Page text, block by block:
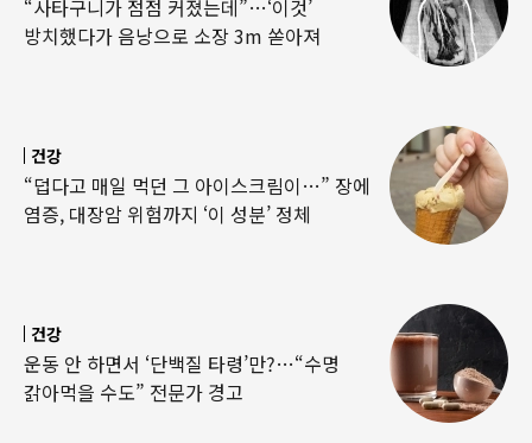
“사타구니가 점점 커졌는데”…‘이것’
방치했다가 음낭으로 소장 3m 쏟아져
건강
“덥다고 매일 먹던 그 아이스크림이…” 장에
염증, 대장암 위험까지 ‘이 성분’ 정체
건강
운동 안 하면서 ‘단백질 타령’만?…“수명
갉아먹을 수도” 전문가 경고